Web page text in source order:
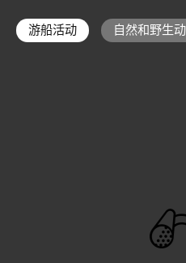
游船活动 自然和野生